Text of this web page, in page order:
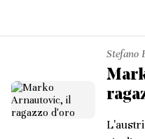
Stefano